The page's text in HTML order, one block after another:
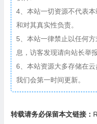
4、本站一切资源不代表
和对其真实性负责。
5、本站一律禁止以任何
息，访客发现请向站长举
6、本站资源大多存储在
我们会第一时间更新。
转载请务必保留本文链接：